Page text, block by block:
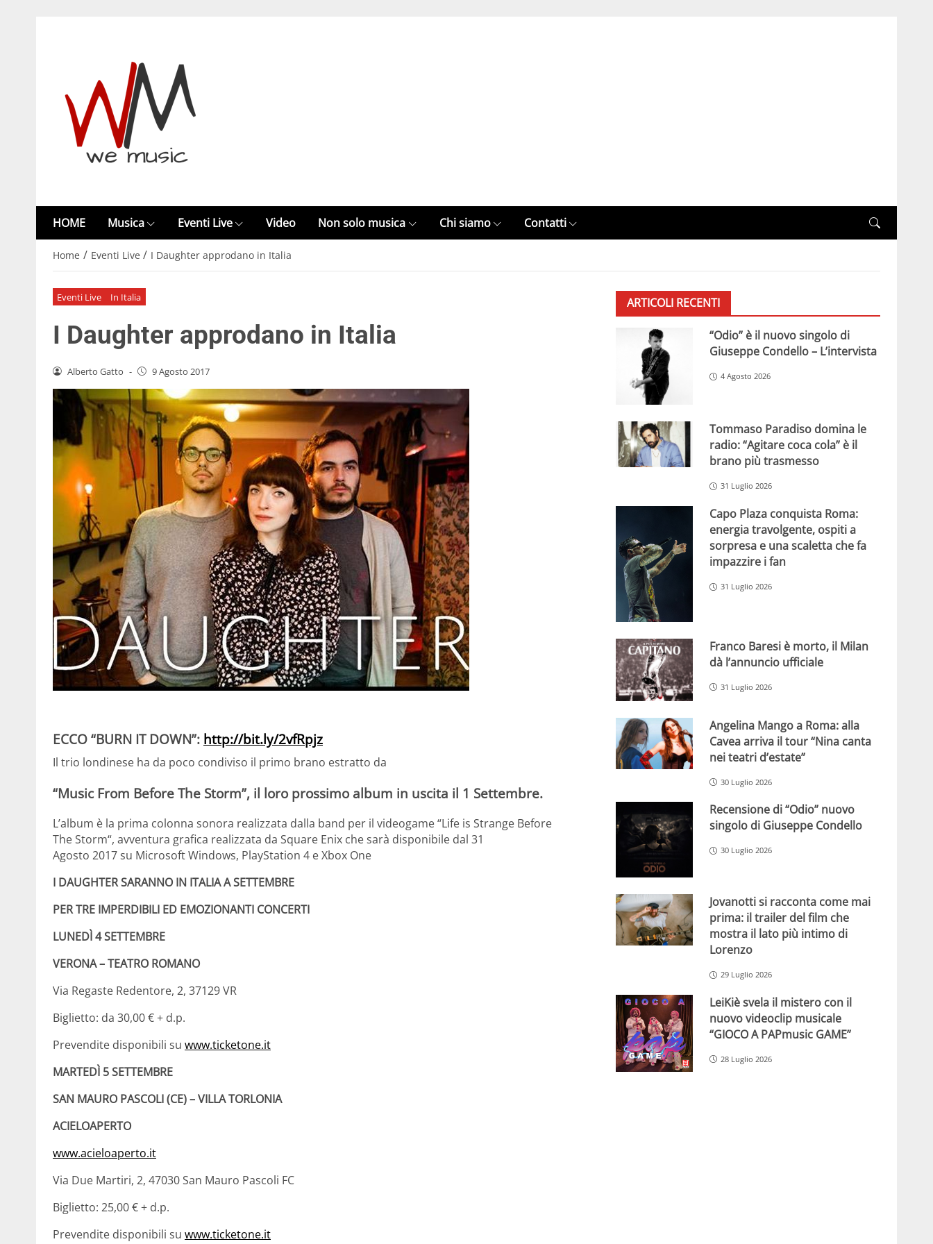
HOME Musica Eventi Live Video Non solo musica Chi siamo Contatti
Home / Eventi Live / I Daughter approdano in Italia
Eventi Live In Italia
I Daughter approdano in Italia
Alberto Gatto - 9 Agosto 2017
ECCO “BURN IT DOWN”: http://bit.ly/2vfRpjz
Il trio londinese ha da poco condiviso il primo brano estratto da
“Music From Before The Storm”, il loro prossimo album in uscita il 1 Settembre.
L’album è la prima colonna sonora realizzata dalla band per il videogame “Life is Strange Before
The Storm“, avventura grafica realizzata da Square Enix che sarà disponibile dal 31
Agosto 2017 su Microsoft Windows, PlayStation 4 e Xbox One
I DAUGHTERSARANNO IN ITALIA A SETTEMBRE
PER TRE IMPERDIBILI ED EMOZIONANTI CONCERTI
LUNEDÌ 4 SETTEMBRE
VERONA – TEATRO ROMANO
Via Regaste Redentore, 2, 37129 VR
Biglietto: da 30,00 € + d.p.
Prevendite disponibili su www.ticketone.it
MARTEDÌ 5 SETTEMBRE
SAN MAURO PASCOLI (CE) – VILLA TORLONIA
ACIELOAPERTO
www.acieloaperto.it
Via Due Martiri, 2, 47030 San Mauro Pascoli FC
Biglietto: 25,00 € + d.p.
Prevendite disponibili su www.ticketone.it
ARTICOLI RECENTI
“Odio” è il nuovo singolo di
Giuseppe Condello – L’intervista
4 Agosto 2026
Tommaso Paradiso domina le
radio: “Agitare coca cola” è il
brano più trasmesso
31 Luglio 2026
Capo Plaza conquista Roma:
energia travolgente, ospiti a
sorpresa e una scaletta che fa
impazzire i fan
31 Luglio 2026
Franco Baresi è morto, il Milan
dà l’annuncio ufficiale
31 Luglio 2026
Angelina Mango a Roma: alla
Cavea arriva il tour “Nina canta
nei teatri d’estate”
30 Luglio 2026
Recensione di “Odio” nuovo
singolo di Giuseppe Condello
30 Luglio 2026
Jovanotti si racconta come mai
prima: il trailer del film che
mostra il lato più intimo di
Lorenzo
29 Luglio 2026
LeiKiè svela il mistero con il
nuovo videoclip musicale
“GIOCO A PAPmusic GAME”
28 Luglio 2026